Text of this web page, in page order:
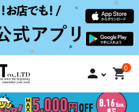
person 0
shopping_cart